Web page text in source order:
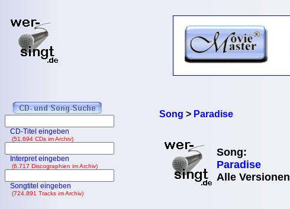
Song > Paradise
Song:
Paradise
Alle Versionen
CD-Titel eingeben
(51.694 CDs im Archiv)
Interpret eingeben
(6.717 Discographien im Archiv)
Songtitel eingeben
(724.891 Tracks im Archiv)